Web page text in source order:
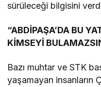
sürüleceği bilgisini
“ABDİPAŞA’DA BU
KİMSEYİ
Bazı muhtar ve STK
yaşamayan insanların